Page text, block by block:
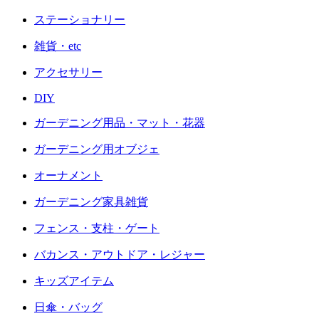
ステーショナリー
雑貨・etc
アクセサリー
DIY
ガーデニング用品・マット・花器
ガーデニング用オブジェ
オーナメント
ガーデニング家具雑貨
フェンス・支柱・ゲート
バカンス・アウトドア・レジャー
キッズアイテム
日傘・バッグ